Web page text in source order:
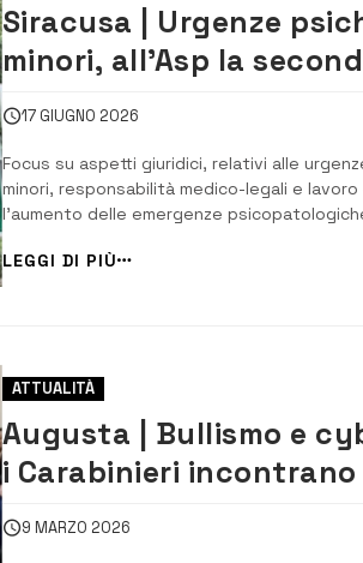
Siracusa | Urgenze
minori, all’Asp la
del corso di formazione
17 GIUGNO 2026
Focus su aspetti giuridici, relativi alle
minori, responsabilità medico-legali e
l’aumento delle emergenze
adolescenti Si concluderà venerdì 19
Formazione permanente dell’Asp di Siracusa
progetto formativo azi...
LEGGI DI PIÙ
ATTUALITÀ
Augusta | Bullismo e
i Carabinieri
famiglie
9 MARZO 2026